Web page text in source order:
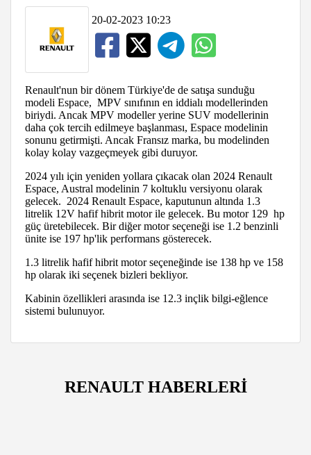
20-02-2023 10:23
Renault'nun bir dönem Türkiye'de de satışa sunduğu
modeli Espace, MPV sınıfının en iddialı modellerinden
biriydi. Ancak MPV modeller yerine SUV modellerinin
daha çok tercih edilmeye başlanması, Espace modelinin
sonunu getirmişti. Ancak Fransız marka, bu modelinden
kolay kolay vazgeçmeyek gibi duruyor.
2024 yılı için yeniden yollara çıkacak olan 2024 Renault
Espace, Austral modelinin 7 koltuklu versiyonu olarak
gelecek. 2024 Renault Espace, kaputunun altında 1.3
litrelik 12V hafif hibrit motor ile gelecek. Bu motor 129 hp
güç üretebilecek. Bir diğer motor seçeneği ise 1.2 benzinli
ünite ise 197 hp'lik performans gösterecek.
1.3 litrelik hafif hibrit motor seçeneğinde ise 138 hp ve 158
hp olarak iki seçenek bizleri bekliyor.
Kabinin özellikleri arasında ise 12.3 inçlik bilgi-eğlence
sistemi bulunuyor.
RENAULT HABERLERİ